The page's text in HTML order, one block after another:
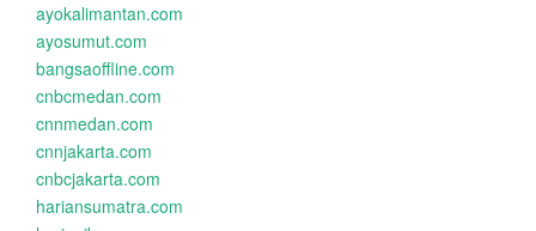
ayokalimantan.com
ayosumut.com
bangsaoffline.com
cnbcmedan.com
cnnmedan.com
cnnjakarta.com
cnbcjakarta.com
hariansumatra.com